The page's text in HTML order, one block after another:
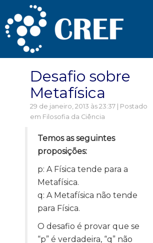
Desafio sobre
Metafísica
29 de janeiro, 2013 às 23:37 | Postado
em Filosofia da Ciência
Temos as seguintes
proposições:
p: A Física tende para a
Metafísica.
q: A Metafísica não tende
para Física.
O desafio é provar que se
“p” é verdadeira, “q” não